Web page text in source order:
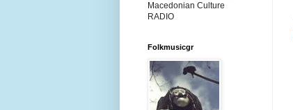
Macedonian Culture
RADIO
Folkmusicgr